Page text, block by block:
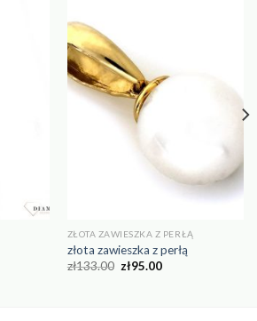
ZŁOTA ZAWIESZKA Z PERŁĄ
złota zawieszka z perłą
zł133.00 zł95.00